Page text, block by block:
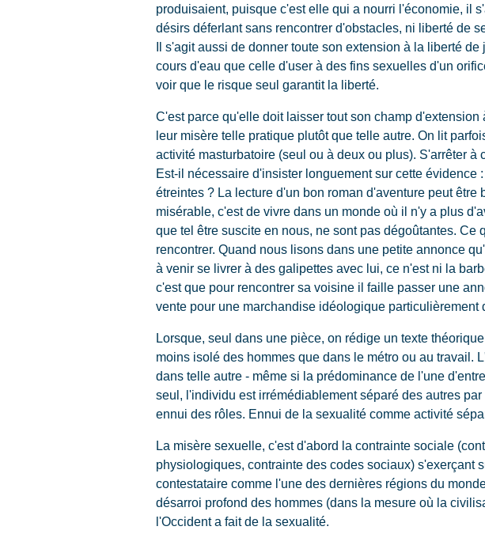
produisaient, puisque c'est elle qui a nourri l'économie, il
désirs déferlant sans rencontrer d'obstacles, ni liberté de
Il s'agit aussi de donner toute son extension à la liberté
cours d'eau que celle d'user à des fins sexuelles d'un
voir que le risque seul garantit la liberté.
C'est parce qu'elle doit laisser tout son champ
leur misère telle pratique plutôt que telle autre. On lit
activité masturbatoire (seul ou à deux ou plus). S'arrêter
Est-il nécessaire d'insister longuement sur cette
étreintes ? La lecture d'un bon roman d'aventure peut
misérable, c'est de vivre dans un monde où il n'y a plus
que tel être suscite en nous, ne sont pas dégoûtantes.
rencontrer. Quand nous lisons dans une petite annonce
à venir se livrer à des galipettes avec lui, ce n'est ni la
c'est que pour rencontrer sa voisine il faille passer une
vente pour une marchandise idéologique particulièrement
Lorsque, seul dans une pièce, on rédige un texte
moins isolé des hommes que dans le métro ou au
dans telle autre - même si la prédominance de l'une
seul, l'individu est irrémédiablement séparé des autres
ennui des rôles. Ennui de la sexualité comme activité
La misère sexuelle, c'est d'abord la contrainte sociale
physiologiques, contrainte des codes sociaux) s'exerçant
contestataire comme l'une des dernières régions du
désarroi profond des hommes (dans la mesure où la
l'Occident a fait de la sexualité.